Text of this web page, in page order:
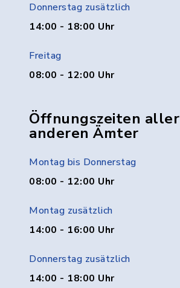
Donnerstag zusätzlich
14:00 - 18:00 Uhr
Freitag
08:00 - 12:00 Uhr
Öffnungszeiten aller
anderen Ämter
Montag bis Donnerstag
08:00 - 12:00 Uhr
Montag zusätzlich
14:00 - 16:00 Uhr
Donnerstag zusätzlich
14:00 - 18:00 Uhr